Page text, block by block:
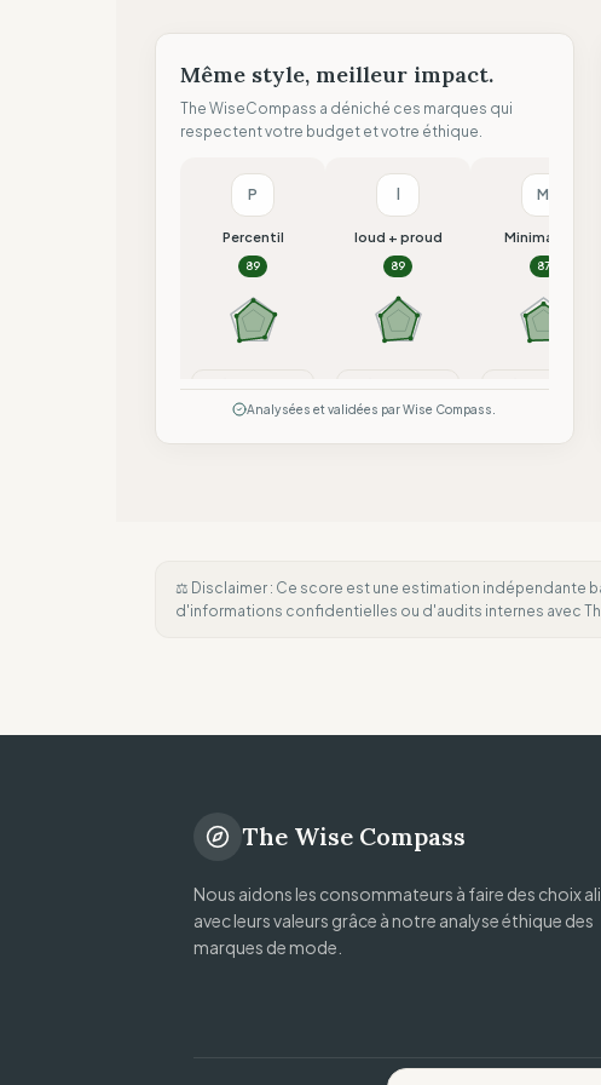
Même style, meilleur impact.
The WiseCompass a déniché ces marques qui
respectent votre budget et votre éthique.
P
Percentil
89
loud + proud
89
M
Minimalism
87
Analysées et validées par Wise Compass.
⚖️ Disclaimer : Ce score est une estimation indépendante
d'informations confidentielles ou d'audits internes avec
The Wise Compass
Nous aidons les consommateurs à faire des choix
avec leurs valeurs grâce à notre analyse éthique des
marques de mode.